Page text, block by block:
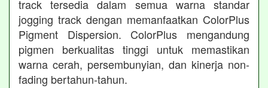
track tersedia dalam semua warna standar
jogging track dengan memanfaatkan ColorPlus
Pigment Dispersion. ColorPlus mengandung
pigmen berkualitas tinggi untuk memastikan
warna cerah, persembunyian, dan kinerja non-
fading bertahun-tahun.